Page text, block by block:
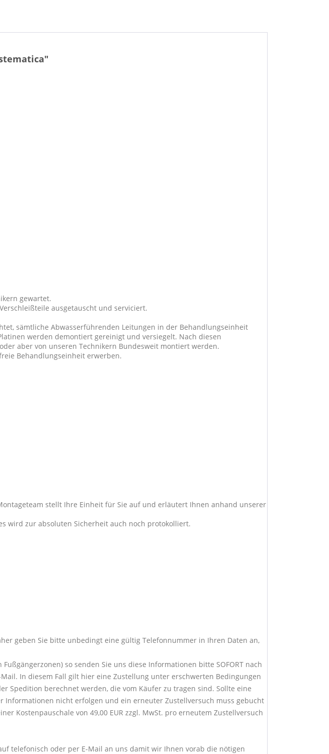
gewartet.
ausgetauscht und serviciert.
sämtliche Abwasserführenden Leitungen in der Behandlungseinheit
werden demontiert gereinigt und versiegelt. Nach diesen
aber von unseren Technikern Bundesweit montiert werden.
Behandlungseinheit erwerben.
stellt Ihre Einheit für Sie auf und erläutert Ihnen anhand unserer
wird zur absoluten Sicherheit auch noch protokolliert.
geben Sie bitte unbedingt eine gültig Telefonnummer in Ihren Daten an,
so senden Sie uns diese Informationen bitte SOFORT nach
In diesem Fall gilt hier eine Zustellung unter erschwerten Bedingungen
Spedition berechnet werden, die vom Käufer zu tragen sind. Sollte eine
nicht erfolgen und ein erneuter Zustellversuch muss gebucht
Kostenpauschale von 49,00 EUR zzgl. MwSt. pro erneutem Zustellversuch
telefonisch oder per E-Mail an uns damit wir Ihnen vorab die nötigen